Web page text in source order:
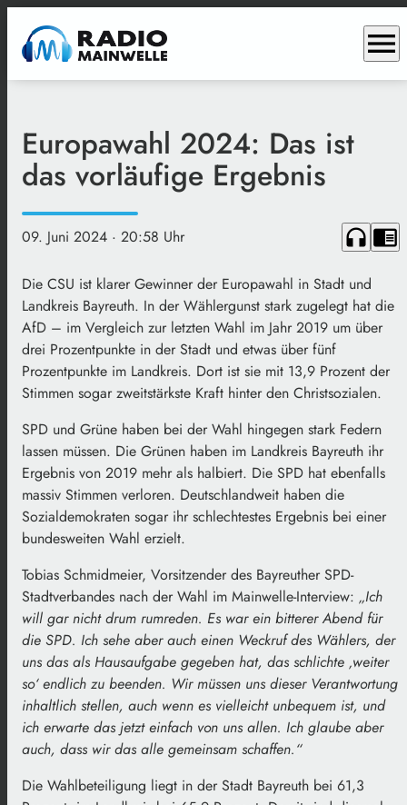
menu
Europawahl 2024: Das ist
das vorläufige Ergebnis
09. Juni 2024 · 20:58 Uhr headphones chrome_reader_mode
Die CSU ist klarer Gewinner der Europawahl in Stadt und
Landkreis Bayreuth. In der Wählergunst stark zugelegt hat die
AfD – im Vergleich zur letzten Wahl im Jahr 2019 um über
drei Prozentpunkte in der Stadt und etwas über fünf
Prozentpunkte im Landkreis. Dort ist sie mit 13,9 Prozent der
Stimmen sogar zweitstärkste Kraft hinter den Christsozialen.
SPD und Grüne haben bei der Wahl hingegen stark Federn
lassen müssen. Die Grünen haben im Landkreis Bayreuth ihr
Ergebnis von 2019 mehr als halbiert. Die SPD hat ebenfalls
massiv Stimmen verloren. Deutschlandweit haben die
Sozialdemokraten sogar ihr schlechtestes Ergebnis bei einer
bundesweiten Wahl erzielt.
Tobias Schmidmeier, Vorsitzender des Bayreuther SPD-
Stadtverbandes nach der Wahl im Mainwelle-Interview: „Ich
will gar nicht drum rumreden. Es war ein bitterer Abend für
die SPD. Ich sehe aber auch einen Weckruf des Wählers, der
uns das als Hausaufgabe gegeben hat, das schlichte ‚weiter
so‘ endlich zu beenden. Wir müssen uns dieser Verantwortung
inhaltlich stellen, auch wenn es vielleicht unbequem ist, und
ich erwarte das jetzt einfach von uns allen. Ich glaube aber
auch, dass wir das alle gemeinsam schaffen.“
Die Wahlbeteiligung liegt in der Stadt Bayreuth bei 61,3